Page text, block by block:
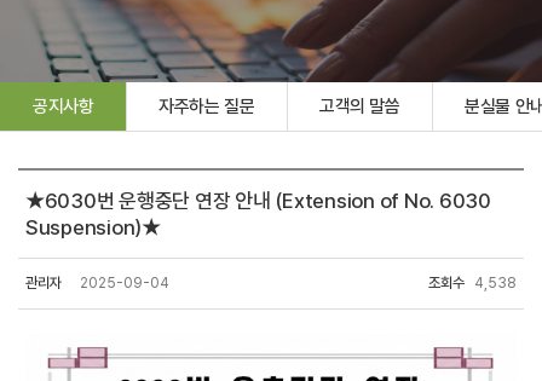
공지사항 자주하는 질문 고객의 말씀 분실물 안
★6030번 운행중단 연장 안내 (Extension of No. 6030
Suspension)★
관리자 2025-09-04 조회수 4,538